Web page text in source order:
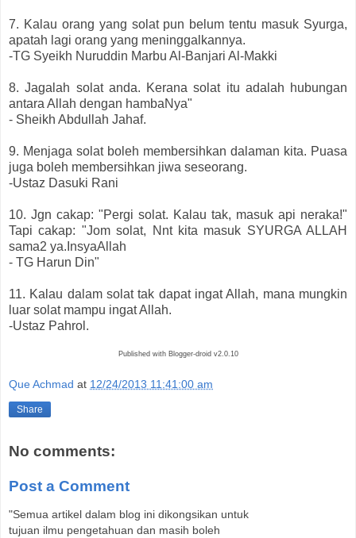
7. Kalau orang yang solat pun belum tentu masuk Syurga,
apatah lagi orang yang meninggalkannya.
-TG Syeikh Nuruddin Marbu Al-Banjari Al-Makki
8. Jagalah solat anda. Kerana solat itu adalah hubungan
antara Allah dengan hambaNya"
- Sheikh Abdullah Jahaf.
9. Menjaga solat boleh membersihkan dalaman kita. Puasa
juga boleh membersihkan jiwa seseorang.
-Ustaz Dasuki Rani
10. Jgn cakap: "Pergi solat. Kalau tak, masuk api neraka!"
Tapi cakap: "Jom solat, Nnt kita masuk SYURGA ALLAH
sama2 ya.InsyaAllah
- TG Harun Din"
11. Kalau dalam solat tak dapat ingat Allah, mana mungkin
luar solat mampu ingat Allah.
-Ustaz Pahrol.
Published with Blogger-droid v2.0.10
Que Achmad at 12/24/2013 11:41:00 am
Share
No comments:
Post a Comment
"Semua artikel dalam blog ini dikongsikan untuk
tujuan ilmu pengetahuan dan masih boleh